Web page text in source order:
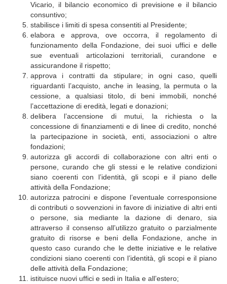
Vicario, il bilancio economico di previsione e il bilancio
consuntivo;
stabilisce i limiti di spesa consentiti al Presidente;
elabora e approva, ove occorra, il regolamento di
funzionamento della Fondazione, dei suoi uffici e delle
sue eventuali articolazioni territoriali, curandone e
assicurandone il rispetto;
approva i contratti da stipulare; in ogni caso, quelli
riguardanti l’acquisto, anche in leasing, la permuta o la
cessione, a qualsiasi titolo, di beni immobili, nonché
l’accettazione di eredità, legati e donazioni;
delibera l’accensione di mutui, la richiesta o la
concessione di finanziamenti e di linee di credito, nonché
la partecipazione in società, enti, associazioni o altre
fondazioni;
autorizza gli accordi di collaborazione con altri enti o
persone, curando che gli stessi e le relative condizioni
siano coerenti con l’identità, gli scopi e il piano delle
attività della Fondazione;
autorizza patrocini e dispone l’eventuale corresponsione
di contributi o sovvenzioni in favore di iniziative di altri enti
o persone, sia mediante la dazione di denaro, sia
attraverso il consenso all’utilizzo gratuito o parzialmente
gratuito di risorse e beni della Fondazione, anche in
questo caso curando che le dette iniziative e le relative
condizioni siano coerenti con l’identità, gli scopi e il piano
delle attività della Fondazione;
istituisce nuovi uffici e sedi in Italia e all’estero;